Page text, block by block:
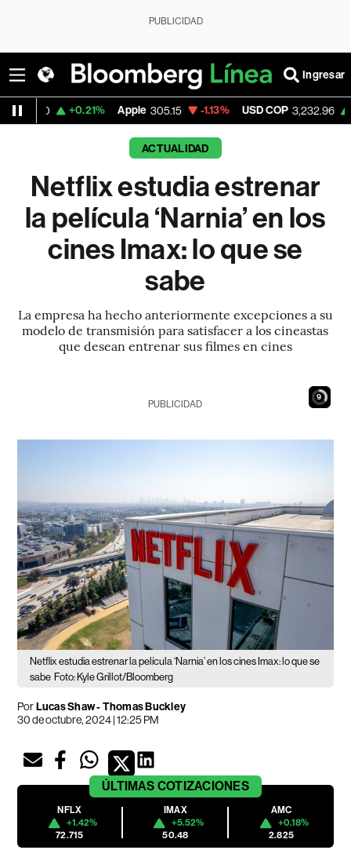
PUBLICIDAD
Ingresar
Apple 305.15 -1.13% USD COP 3,232.96 +2.55%
ACTUALIDAD
Netflix estudia estrenar
la película ‘Narnia’ en los
cines Imax: lo que se
sabe
La empresa ha hecho anteriormente excepciones a su
modelo de transmisión para satisfacer a los cineastas
que desean entrenar sus filmes en cines
8
PUBLICIDAD
Netflix estudia estrenar la película ‘Narnia’ en los cines Imax: lo que se
sabe Foto: Kyle Grillot/Bloomberg
PorLucas Shaw - Thomas Buckley
30 de octubre, 2024 | 12:25 PM
ÚLTIMAS COTIZACIONES
NFLX
+1.42%
72.715
IMAX
+5.52%
50.48
AMC
+0.18%
2.825